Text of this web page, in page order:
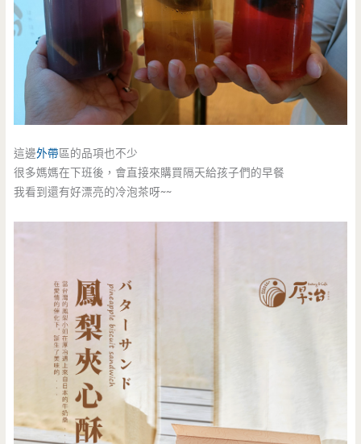
這邊外帶區的品項也不少
很多媽媽在下班後，會直接來購買隔天給孩子們的早餐
我看到還有好漂亮的冷泡茶呀~~